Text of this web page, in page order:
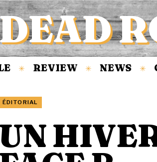
REVIEW ✳ NEWS ✳
ÉDITORIAL
UN